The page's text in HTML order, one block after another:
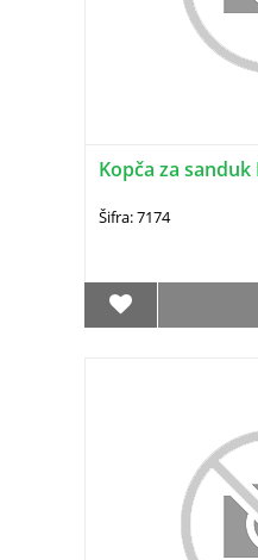
Kopča za sanduk
Šifra: 7174